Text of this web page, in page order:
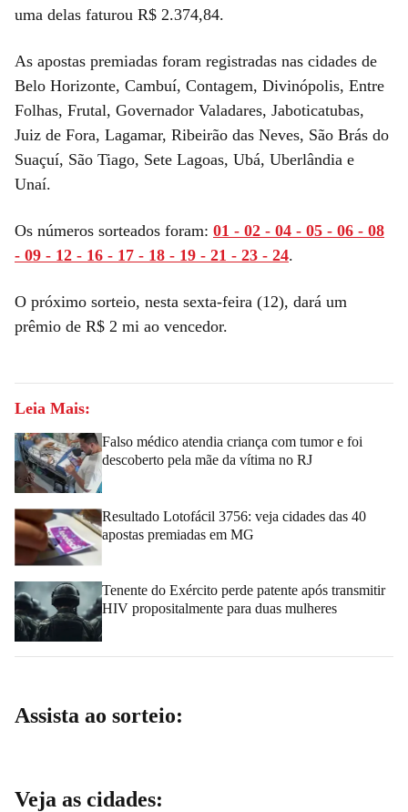
uma delas faturou R$ 2.374,84.
As apostas premiadas foram registradas nas cidades de
Belo Horizonte, Cambuí, Contagem, Divinópolis, Entre
Folhas, Frutal, Governador Valadares, Jaboticatubas,
Juiz de Fora, Lagamar, Ribeirão das Neves, São Brás do
Suaçuí, São Tiago, Sete Lagoas, Ubá, Uberlândia e
Unaí.
Os números sorteados foram: 01 - 02 - 04 - 05 - 06 - 08
- 09 - 12 - 16 - 17 - 18 - 19 - 21 - 23 - 24.
O próximo sorteio, nesta sexta-feira (12), dará um
prêmio de R$ 2 mi ao vencedor.
Leia Mais:
Falso médico atendia criança com tumor e foi
descoberto pela mãe da vítima no RJ
Resultado Lotofácil 3756: veja cidades das 40
apostas premiadas em MG
Tenente do Exército perde patente após transmitir
HIV propositalmente para duas mulheres
Assista ao sorteio:
Veja as cidades: